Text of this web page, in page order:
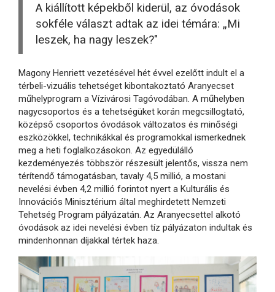
A kiállított képekből kiderül, az óvodások
sokféle választ adtak az idei témára: „Mi
leszek, ha nagy leszek?"
Magony Henriett vezetésével hét évvel ezelőtt indult el a
térbeli-vizuális tehetséget kibontakoztató Aranyecset
műhelyprogram a Vízivárosi Tagóvodában. A műhelyben
nagycsoportos és a tehetségüket korán megcsillogtató,
középső csoportos óvodások változatos és minőségi
eszközökkel, technikákkal és programokkal ismerkednek
meg a heti foglalkozásokon. Az egyedülálló
kezdeményezés többször részesült jelentős, vissza nem
térítendő támogatásban, tavaly 4,5 millió, a mostani
nevelési évben 4,2 millió forintot nyert a Kulturális és
Innovációs Minisztérium által meghirdetett Nemzeti
Tehetség Program pályázatán. Az Aranyecsettel alkotó
óvodások az idei nevelési évben tíz pályázaton indultak és
mindenhonnan díjakkal tértek haza.